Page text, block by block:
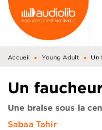
MENU RECHERCHE
PIED DE PAGE
Accueil • Young Adult • Un
Un
Une braise sous la
Sabaa Tahir